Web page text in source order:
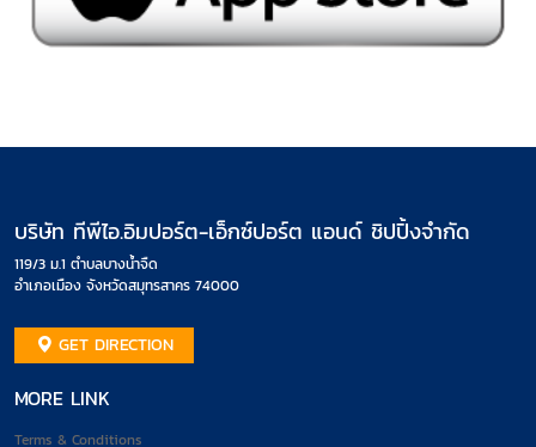
บริษัท ทีพีไอ.อิมปอร์ต-เอ็กซ์ปอร์ต แอนด์ ชิปปิ้งจำกัด
119/3 ม.1 ตำบลบางน้ำจืด
อำเภอเมือง จังหวัดสมุทรสาคร 74000
GET DIRECTION
MORE LINK
Terms & Conditions